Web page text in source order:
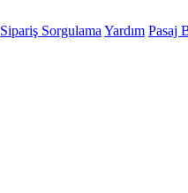
Sipariş Sorgulama Yardım Pasaj